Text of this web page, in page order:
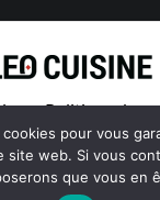
Politique de
©
makke.fr 2026
pour vous
site web. Si vous
que vous en